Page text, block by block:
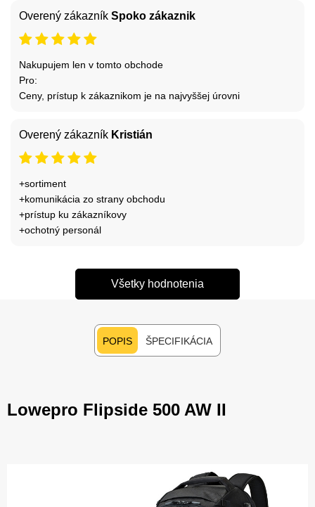
Overený zákazník Spoko zákaznik
Nakupujem len v tomto obchode
Pro:
Ceny, prístup k zákaznikom je na najvyššej úrovni
Overený zákazník Kristián
+sortiment
+komunikácia zo strany obchodu
+prístup ku zákazníkovy
+ochotný personál
Všetky hodnotenia
POPIS ŠPECIFIKÁCIA
Lowepro Flipside 500 AW II